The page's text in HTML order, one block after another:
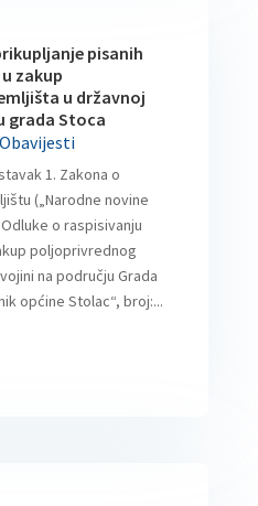
pisanih
zakup
u državnoj
grada Stoca
Obavijesti
1. Zakona o
(„Narodne novine
o raspisivanju
poljoprivrednog
na području Grada
općine Stolac“, broj:...